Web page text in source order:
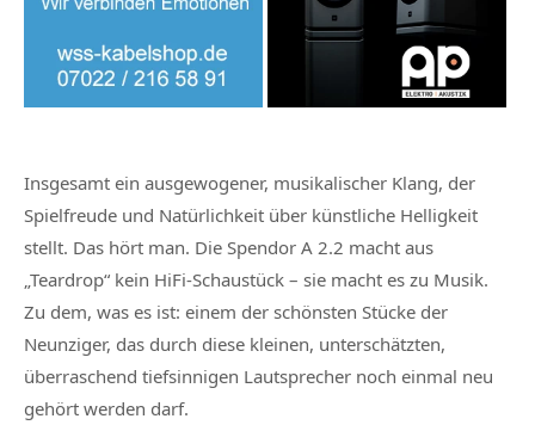
Insgesamt ein ausgewogener, musikalischer Klang, der
Spielfreude und Natürlichkeit über künstliche Helligkeit
stellt. Das hört man. Die Spendor A 2.2 macht aus
„Teardrop“ kein HiFi-Schaustück – sie macht es zu Musik.
Zu dem, was es ist: einem der schönsten Stücke der
Neunziger, das durch diese kleinen, unterschätzten,
überraschend tiefsinnigen Lautsprecher noch einmal neu
gehört werden darf.